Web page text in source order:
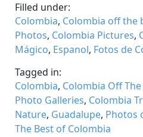
Filled under:
Colombia, Colombia off the
Photos, Colombia Pictures,
Mágico, Espanol, Fotos de
Tagged in:
Colombia, Colombia Off
Photo Galleries, Colombia
Nature, Guadalupe, Photos
The Best of Colombia